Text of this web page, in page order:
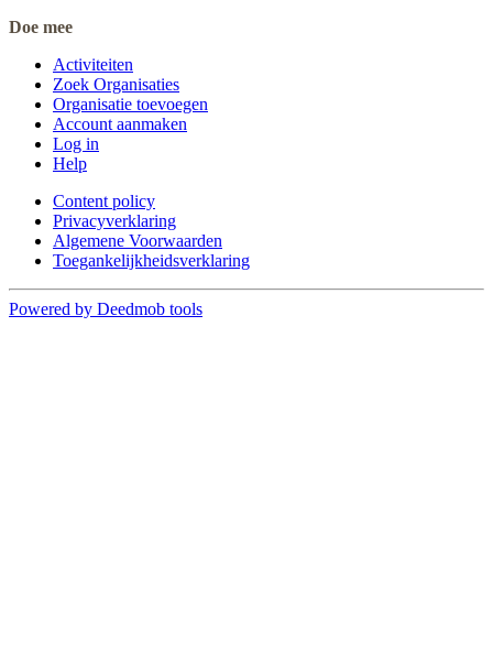
Doe mee
Activiteiten
Zoek Organisaties
Organisatie toevoegen
Account aanmaken
Log in
Help
Content policy
Privacyverklaring
Algemene Voorwaarden
Toegankelijkheidsverklaring
Powered by Deedmob tools